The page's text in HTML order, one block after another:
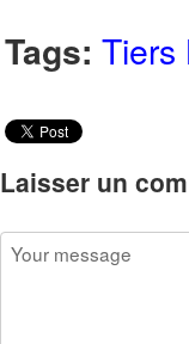
Tags: Tiers
Laisser un